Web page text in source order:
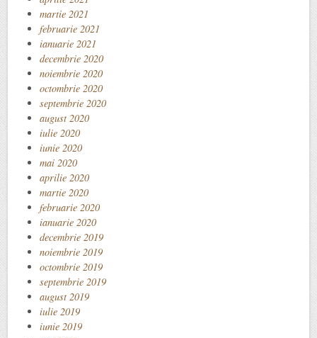
martie 2021
februarie 2021
ianuarie 2021
decembrie 2020
noiembrie 2020
octombrie 2020
septembrie 2020
august 2020
iulie 2020
iunie 2020
mai 2020
aprilie 2020
martie 2020
februarie 2020
ianuarie 2020
decembrie 2019
noiembrie 2019
octombrie 2019
septembrie 2019
august 2019
iulie 2019
iunie 2019